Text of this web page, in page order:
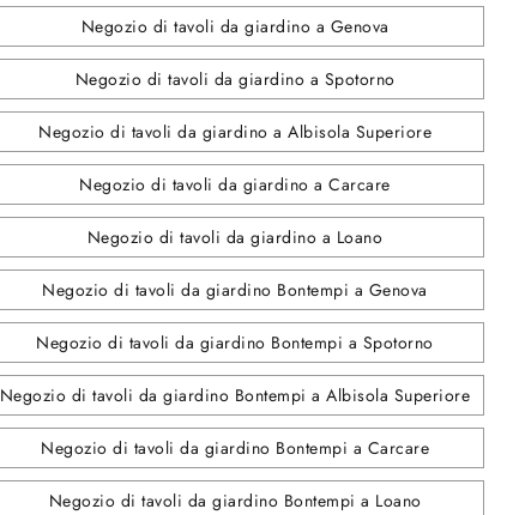
Negozio di tavoli da giardino a Genova
Negozio di tavoli da giardino a Spotorno
Negozio di tavoli da giardino a Albisola Superiore
Negozio di tavoli da giardino a Carcare
Negozio di tavoli da giardino a Loano
Negozio di tavoli da giardino Bontempi a Genova
Negozio di tavoli da giardino Bontempi a Spotorno
Negozio di tavoli da giardino Bontempi a Albisola Superiore
Negozio di tavoli da giardino Bontempi a Carcare
Negozio di tavoli da giardino Bontempi a Loano